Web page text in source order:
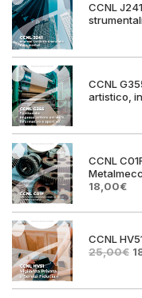
CCNL
CCNL
artistico,
CCNL
Il
originale
25,00€.
18,00€Il
CCNL
25,00€ Il